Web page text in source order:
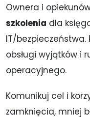
Ownera i
szkolenia dla
IT/
obsługi wyjątków i
operacyjnego.
Komunikuj cel i
zamknięcia, mniej